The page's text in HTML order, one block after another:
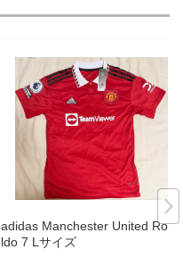
adidas Manchester United Rona
ldo 7 Lサイズ